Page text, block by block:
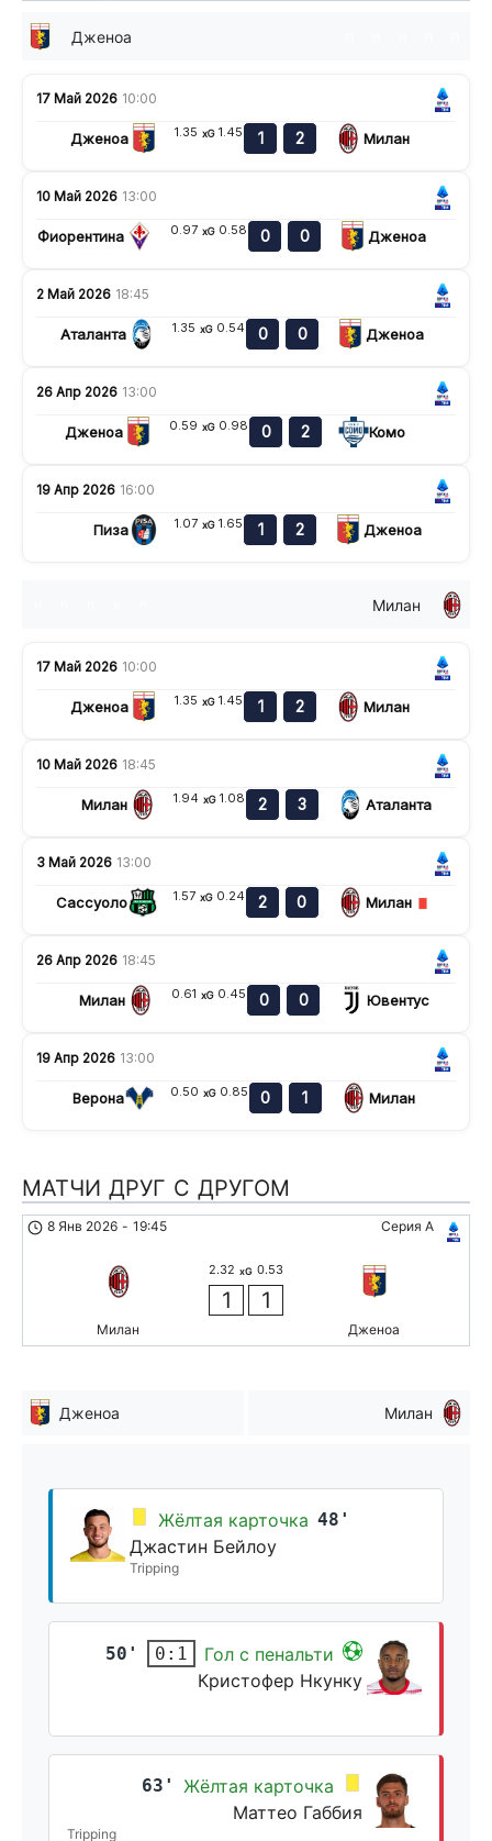
Дженоа
17 Май 2026 10:00
Дженоа 1.35 xG 1.45 1 2 Милан
10 Май 2026 13:00
Фиорентина 0.97 xG 0.58 0 0 Дженоа
2 Май 2026 18:45
Аталанта 1.35 xG 0.54 0 0 Дженоа
26 Апр 2026 13:00
Дженоа 0.59 xG 0.98 0 2 Комо
19 Апр 2026 16:00
Пиза 1.07 xG 1.65 1 2 Дженоа
Милан
17 Май 2026 10:00
Дженоа 1.35 xG 1.45 1 2 Милан
10 Май 2026 18:45
Милан 1.94 xG 1.08 2 3 Аталанта
3 Май 2026 13:00
Сассуоло 1.57 xG 0.24 2 0 Милан
26 Апр 2026 18:45
Милан 0.61 xG 0.45 0 0 Ювентус
19 Апр 2026 13:00
Верона 0.50 xG 0.85 0 1 Милан
МАТЧИ ДРУГ С ДРУГОМ
Серия А
8 Янв 2026 - 19:45
Милан
2.32 xG 0.53
1 1
Дженоа
Дженоа Милан
Жёлтая карточка 48'
Джастин Бейлоу
Tripping
50' 0:1
Гол с пенальти
Кристофер Нкунку
63'
Жёлтая карточка
Маттео Габбия
Tripping